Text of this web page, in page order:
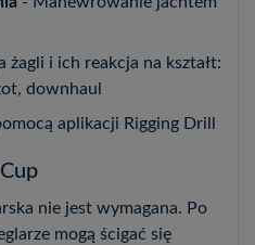
żagli i ich reakcja na kształt:
downhaul
aplikacji Rigging Drill
nie jest wymagana. Po
mogą ścigać się